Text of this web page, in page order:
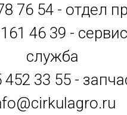
76 54 - отдел
46 39 -
служба
452 33 55 -